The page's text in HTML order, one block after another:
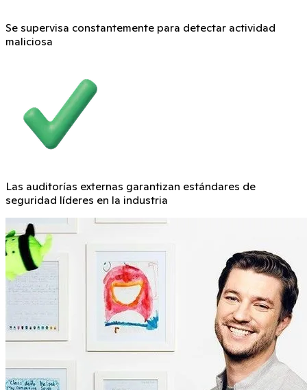
Se supervisa constantemente para detectar actividad
maliciosa
Las auditorías externas garantizan estándares de
seguridad líderes en la industria